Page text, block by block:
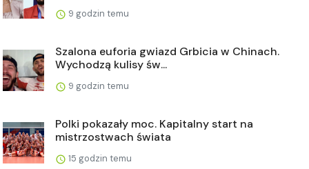
9 godzin temu
Szalona euforia gwiazd Grbicia w Chinach.
Wychodzą kulisy św...
9 godzin temu
Polki pokazały moc. Kapitalny start na
mistrzostwach świata
15 godzin temu